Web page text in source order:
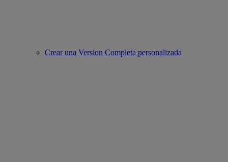
Crear una Version Completa personalizada